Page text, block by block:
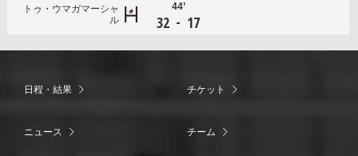
トゥ・ウマガマーシャ
ル
44’
32 - 17
日程・結果 チケット
ニュース チーム